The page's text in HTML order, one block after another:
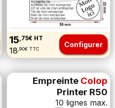
15,75€ HT
18 ,90€ TTC Configurer
Empreinte Colop
Printer R50
10 lignes max.